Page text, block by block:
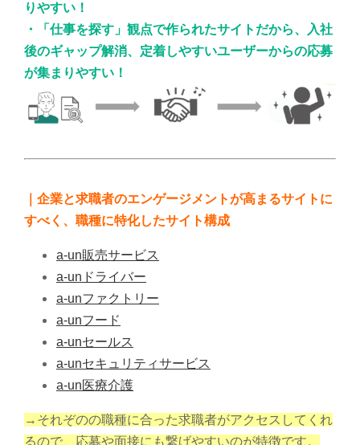
りやすい！
・「仕事を探す」観点で作られたサイトだから、入社
後のギャップ解消、定着しやすいユーザーからの応募
が集まりやすい！
｜企業と求職者のエンゲージメントが高まるサイトに
すべく、職種に特化したサイト構成
a-un販売サービス
a-unドライバー
a-unファクトリー
a-unフード
a-unセールス
a-unセキュリティサービス
a-un医療介護
→それぞのの職種に合った求職者がアクセスしてくれ
るので、応募や面接にも繋げやすいのが特徴です。